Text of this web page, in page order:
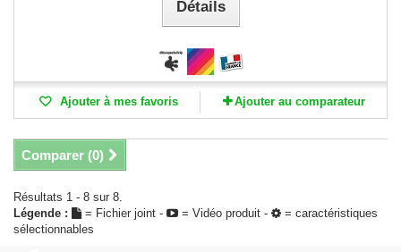
Détails
Ajouter à mes favoris Ajouter au comparateur
Comparer (0)
Résultats 1 - 8 sur 8.
Légende :
= Fichier joint - = Vidéo produit -
= caractéristiques
sélectionnables